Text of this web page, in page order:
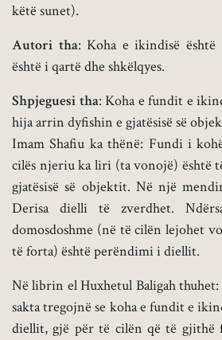
këtë sunet).
Autori tha: Koha e ikindisë
është i qartë dhe shkëlqyes.
Shpjeguesi tha: Koha e fundit e
hija arrin dyfishin e gjatësisë së
Imam Shafiu ka thënë: Fundi i
cilës njeriu ka liri (ta vonojë) është
gjatësisë së objektit. Në një
Derisa dielli të zverdhet.
domosdoshme (në të cilën lejohet
të forta) është perëndimi i diellit.
Në librin el Huxhetul Baligah thuhet:
sakta tregojnë se koha e fundit e
diellit, gjë për të cilën që të gjithë